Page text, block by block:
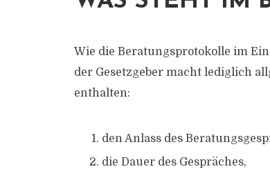
Wie die Beratungsprotokolle im
der Gesetzgeber macht lediglich
enthalten:
den Anlass des
die Dauer des Gespräches,